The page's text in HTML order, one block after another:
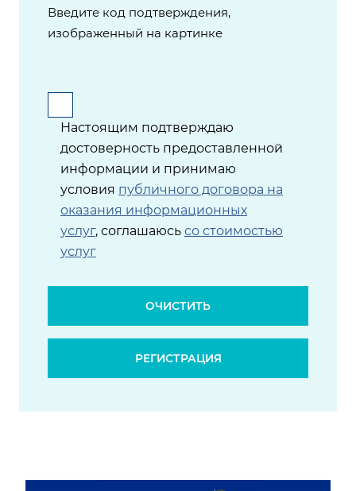
Введите код подтверждения,
изображенный на картинке
Настоящим подтверждаю
достоверность предоставленной
информации и принимаю
условия публичного договора на
оказания информационных
услуг, соглашаюсь со стоимостью
услуг
ОЧИСТИТЬ
РЕГИСТРАЦИЯ